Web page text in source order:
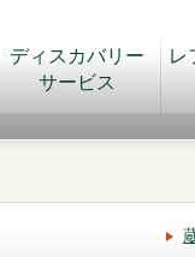
ディスカバリー
サービス
レ